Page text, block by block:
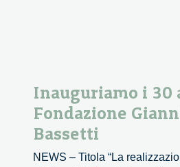
Inauguriamo i 30
Fondazione
Bassetti
NEWS – Titola “La